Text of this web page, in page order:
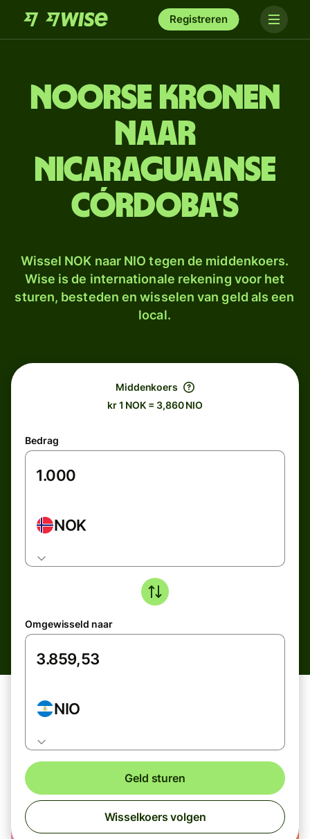
Registreren
Noorse kronen
naar
Nicaraguaanse
córdoba's
Wissel NOK naar NIO tegen de middenkoers.
Wise is de internationale rekening voor het
sturen, besteden en wisselen van geld als een
local.
Middenkoers
kr 1 NOK = 3,860 NIO
Bedrag
NOK
Omgewisseld naar
NIO
Geld sturen
Wisselkoers volgen